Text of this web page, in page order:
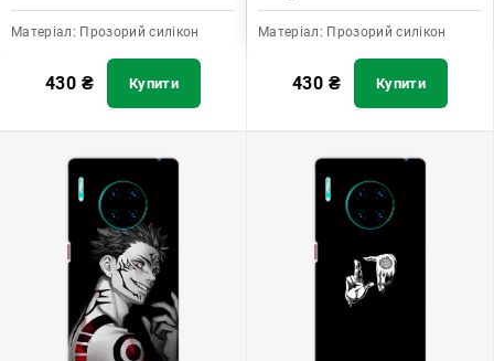
Матеріал: Прозорий силікон
430 ₴ Купити
Матеріал: Прозорий силікон
430 ₴ Купити